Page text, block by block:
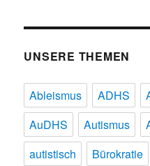
UNSERE THEMEN
Ableismus ADHS
AuDHS
Autismus
autistisch
Bürokratie